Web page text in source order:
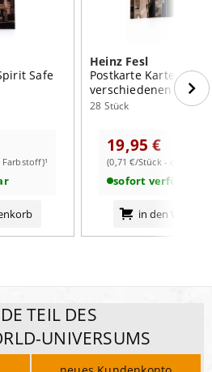
Safe
Heinz Fesl
Postkarte Kartenset
verschiedenen
28 Stück
19,95 €
(0,71 €/Stück - ohne
sofort verfügbar
in den
TEIL DES
UNIVERSUMS